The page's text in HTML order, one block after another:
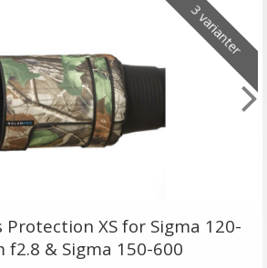
3 varianter
Protection XS for Sigma 120-
f2.8 & Sigma 150-600